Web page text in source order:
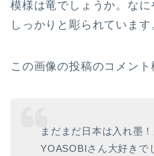
模様は竜でしょうか。なに
しっかりと彫られています
この画像の投稿のコメント
まだまだ日本は入れ墨
YOASOBIさん大好きで